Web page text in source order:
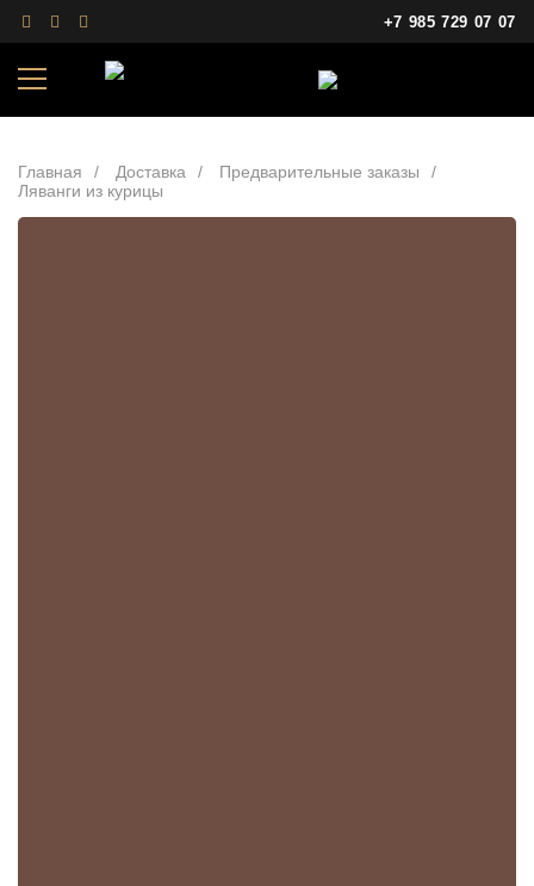
+7 985 729 07 07
Главная Доставка
Предварительные заказы
Ляванги из курицы